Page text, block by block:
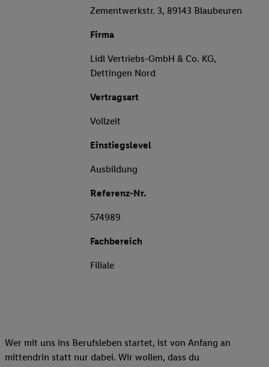
Zementwerkstr. 3, 89143 Blaubeuren
Firma
Lidl Vertriebs-GmbH & Co. KG,
Dettingen Nord
Vertragsart
Vollzeit
Einstiegslevel
Ausbildung
Referenz-Nr.
574989
Fachbereich
Filiale
Wer mit uns ins Berufsleben startet, ist von Anfang an
mittendrin statt nur dabei. Wir wollen, dass du